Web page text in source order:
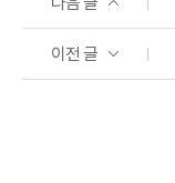
이전 글